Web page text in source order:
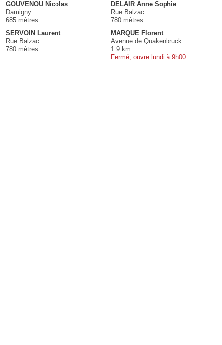
GOUVENOU Nicolas
Damigny
685 mètres
DELAIR Anne Sophie
Rue Balzac
780 mètres
SERVOIN Laurent
Rue Balzac
780 mètres
MARQUE Florent
Avenue de Quakenbruck
1.9 km
Fermé, ouvre lundi à 9h00